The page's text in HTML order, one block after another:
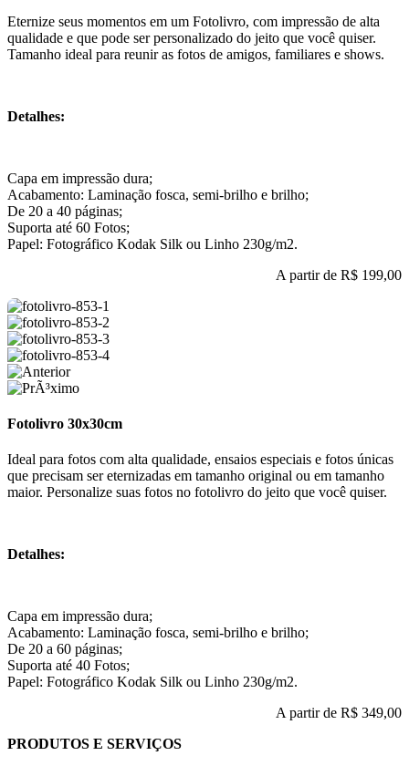
Eternize seus momentos em um Fotolivro, com impressão de alta
qualidade e que pode ser personalizado do jeito que você quiser.
Tamanho ideal para reunir as fotos de amigos, familiares e shows.
Detalhes:
Capa em impressão dura;
Acabamento: Laminação fosca, semi-brilho e brilho;
De 20 a 40 páginas;
Suporta até 60 Fotos;
Papel: Fotográfico Kodak Silk ou Linho 230g/m2.
A partir de R$ 199,00
Fotolivro 30x30cm
Ideal para fotos com alta qualidade, ensaios especiais e fotos únicas
que precisam ser eternizadas em tamanho original ou em tamanho
maior. Personalize suas fotos no fotolivro do jeito que você quiser.
Detalhes:
Capa em impressão dura;
Acabamento: Laminação fosca, semi-brilho e brilho;
De 20 a 60 páginas;
Suporta até 40 Fotos;
Papel: Fotográfico Kodak Silk ou Linho 230g/m2.
A partir de R$ 349,00
PRODUTOS E SERVIÇOS